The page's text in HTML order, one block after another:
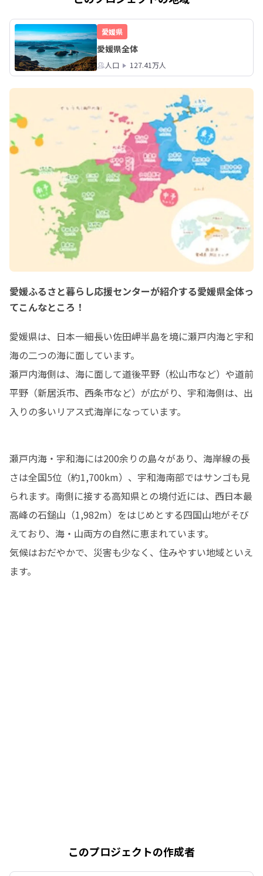
そんな皆さんに、移住相談前の心構え
やどんなことを聞けば良いのかをお伝
えするオンラインセミナーを開催しま
す！！
開催はなんと本日19：00～20：00です
ので、
少しでもご興味のある方はぜひぜひ下
記URLよりお申込みください(^^♪
https://e-iju.net/event/ijuusoudan-
arukikata0228/
愛媛県に移住したい訳じゃないけど、
移住には興味がある！という人も大歓
迎ですので、
どうぞよろしくお願いいたします
m(__)m
愛媛県
愛媛県全体
人口 127.41万人
愛媛ふるさと暮らし応援センターが紹介する愛媛県全体っ
てこんなところ！
愛媛県は、日本一細長い佐田岬半島を境に瀬戸内海と宇和
海の二つの海に面しています。
瀬戸内海側は、海に面して道後平野（松山市など）や道前
平野（新居浜市、西条市など）が広がり、宇和海側は、出
入りの多いリアス式海岸になっています。
瀬戸内海・宇和海には200余りの島々があり、海岸線の長
さは全国5位（約1,700km）、宇和海南部ではサンゴも見
られます。南側に接する高知県との境付近には、西日本最
高峰の石鎚山（1,982m）をはじめとする四国山地がそび
えており、海・山両方の自然に恵まれています。
気候はおだやかで、災害も少なく、住みやすい地域といえ
ます。
このプロジェクトの作成者